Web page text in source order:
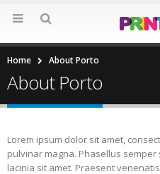
Home About Porto
About Porto
Lorem ipsum dolor sit amet,
pulvinar magna. Phasellus
lacinia sit amet. Praesent